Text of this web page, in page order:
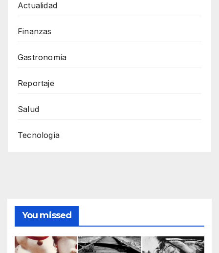
Actualidad
Finanzas
Gastronomía
Reportaje
Salud
Tecnología
You missed